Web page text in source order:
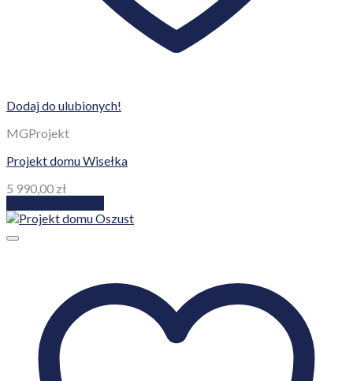
Dodaj do ulubionych!
MGProjekt
Projekt domu Wisełka
5 990,00 zł